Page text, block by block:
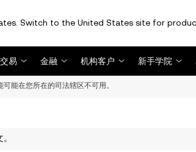
Switch to the United States site for
交易 金融 机构客户 新手学院
能在您所在的司法辖区不可用。